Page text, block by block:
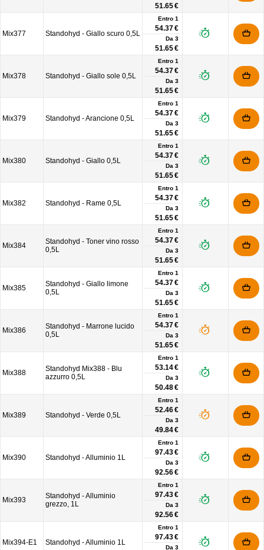
51.65 €
Mix377 Standohyd - Giallo scuro 0,5L
Entro 1
54.37 €
Da 3
51.65 €
Mix378 Standohyd - Giallo sole 0,5L
Entro 1
54.37 €
Da 3
51.65 €
Mix379 Standohyd - Arancione 0,5L
Entro 1
54.37 €
Da 3
51.65 €
Mix380 Standohyd - Giallo 0,5L
Entro 1
54.37 €
Da 3
51.65 €
Mix382 Standohyd - Rame 0,5L
Entro 1
54.37 €
Da 3
51.65 €
Mix384
Standohyd - Toner vino rosso
0,5L
Entro 1
54.37 €
Da 3
51.65 €
Mix385
Standohyd - Giallo limone
0,5L
Entro 1
54.37 €
Da 3
51.65 €
Mix386
Standohyd - Marrone lucido
0,5L
Entro 1
54.37 €
Da 3
51.65 €
Mix388
Standohyd Mix388 - Blu
azzurro 0,5L
Entro 1
53.14 €
Da 3
50.48 €
Mix389 Standohyd - Verde 0,5L
Entro 1
52.46 €
Da 3
49.84 €
Mix390 Standohyd - Alluminio 1L
Entro 1
97.43 €
Da 3
92.56 €
Mix393
Standohyd - Alluminio
grezzo, 1L
Entro 1
97.43 €
Da 3
92.56 €
Mix394-E1 Standohyd - Alluminio 1L
Entro 1
97.43 €
Da 3